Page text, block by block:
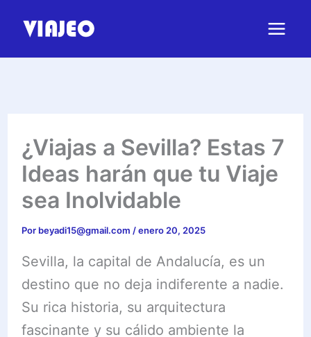
contenido
¿Viajas a Sevilla? Estas 7
Ideas harán que tu Viaje
sea Inolvidable
Por beyadi15@gmail.com /enero 20, 2025
Sevilla, la capital de Andalucía, es un
destino que no deja indiferente a nadie.
Su rica historia, su arquitectura
fascinante y su cálido ambiente la